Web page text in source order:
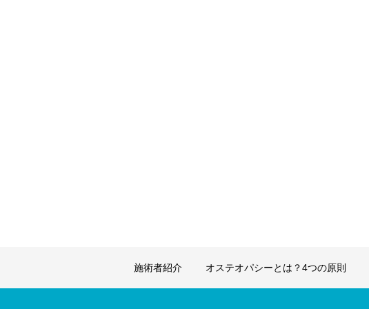
施術者紹介 オステオパシーとは？4つの原則